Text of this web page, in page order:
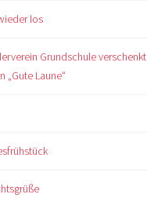
los
Grundschule verschenkt
„Gute Laune“